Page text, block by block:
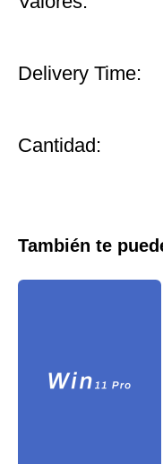
Delivery Time:
Cantidad:
También te